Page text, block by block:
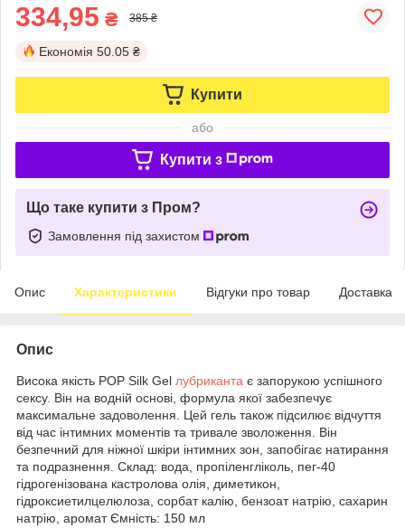
334,95 ₴ 385 ₴
Економія 50.05 ₴
Купити
або
Купити з
Що таке купити з Пром?
Замовлення під захистом
Опис Характеристики Відгуки про товар Доставка
Опис
Висока якість POP Silk Gel лубриканта є запорукою успішного
сексу. Він на водній основі, формула якої забезпечує
максимальне задоволення. Цей гель також підсилює відчуття
від час інтимних моментів та тривале зволоження. Він
безпечний для ніжної шкіри інтимних зон, запобігає натирання
та подразнення. Склад: вода, пропіленгліколь, пег-40
гідрогенізована кастролова олія, диметикон,
гідроксиетилцелюлоза, сорбат калію, бензоат натрію, сахарин
натрію, аромат Ємність: 150 мл